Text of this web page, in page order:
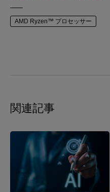
AMD Ryzen™ プロセッサー
関連記事